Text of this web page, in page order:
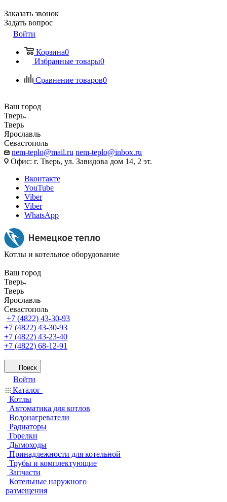
Заказать звонок
Задать вопрос
Войти
Корзина0
Избранные товары0
Сравнение товаров0
Ваш город
Тверь
Тверь
Ярославль
Севастополь
nem-teplo@mail.ru nem-teplo@inbox.ru
Офис: г. Тверь, ул. Завидова дом 14, 2 эт.
Вконтакте
YouTube
Viber
Viber
WhatsApp
Котлы и котельное оборудование
Ваш город
Тверь
Тверь
Ярославль
Севастополь
+7 (4822) 43-30-93
+7 (4822) 43-30-93
+7 (4822) 43-23-40
+7 (4822) 68-12-91
Поиск
Войти
Каталог
Котлы
Автоматика для котлов
Водонагреватели
Радиаторы
Горелки
Дымоходы
Принадлежности для котельной
Трубы и комплектующие
Запчасти
Котельные наружного
размещения